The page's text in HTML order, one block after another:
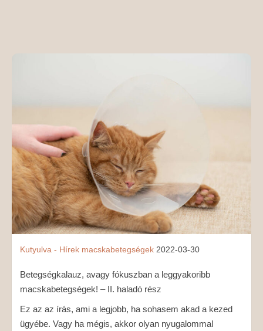
Kutyulva - Hírek macskabetegségek 2022-03-30
Betegségkalauz, avagy fókuszban a leggyakoribb
macskabetegségek! – II. haladó rész
Ez az az írás, ami a legjobb, ha sohasem akad a kezed
ügyébe. Vagy ha mégis, akkor olyan nyugalommal